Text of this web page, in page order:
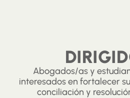
Abogados/as y
interesados en fortalecer
conciliación y